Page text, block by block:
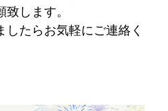
します。
したらお気軽にご連絡く